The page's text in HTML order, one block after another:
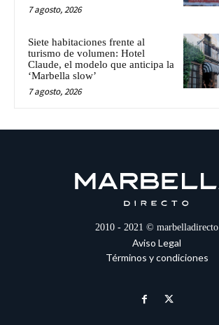
7 agosto, 2026
Siete habitaciones frente al
turismo de volumen: Hotel
Claude, el modelo que anticipa la
‘Marbella slow’
7 agosto, 2026
2010 - 2021 © marbelladirecto
Aviso Legal
Términos y condiciones